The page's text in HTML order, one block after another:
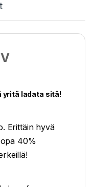
yritä ladata sitä!
Erittäin hyvä
40%